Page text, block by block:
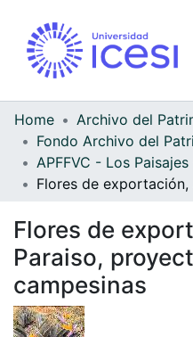
Home
Flores de
Paraiso,
campesinas